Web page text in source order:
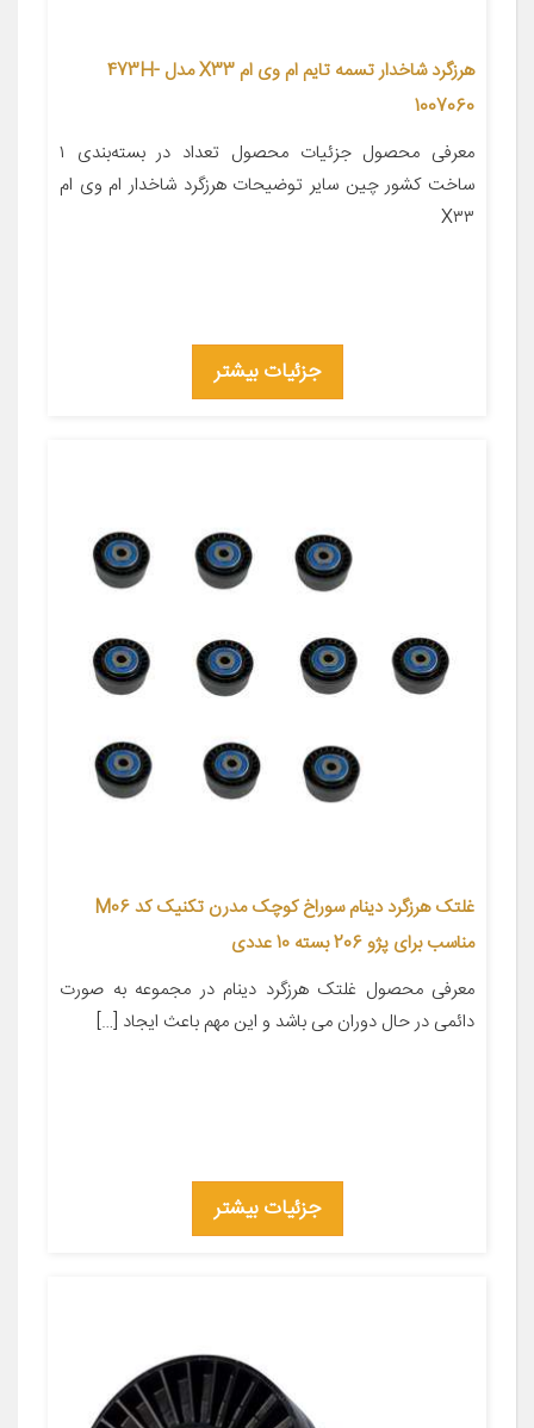
هرزگرد شاخدار تسمه تایم ام وی ام X33 مدل 473H-
1007060
معرفی محصول جزئیات محصول تعداد در بسته‌بندی ۱
ساخت کشور چین سایر توضیحات هرزگرد شاخدار ام وی ام
X۳۳
جزئیات بیشتر
غلتک هرزگرد دینام سوراخ کوچک مدرن تکنیک کد M06
مناسب برای پژو 206 بسته 10 عددی
معرفی محصول غلتک هرزگرد دینام در مجموعه به صورت
دائمی در حال دوران می باشد و این مهم باعث ایجاد […]
جزئیات بیشتر